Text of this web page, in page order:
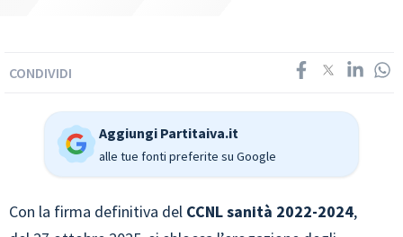
CONDIVIDI
Aggiungi Partitaiva.it
alle tue fonti preferite su Google
Con la firma definitiva del CCNL sanità 2022-2024,